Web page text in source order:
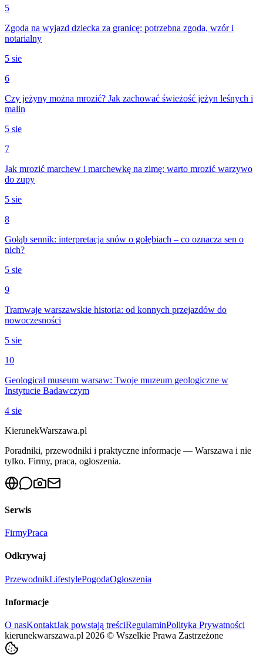
5
Zgoda na wyjazd dziecka za granicę: potrzebna zgoda, wzór i
notarialny
5 sie
6
Czy jeżyny można mrozić? Jak zachować świeżość jeżyn leśnych i
malin
5 sie
7
Jak mrozić marchew i marchewkę na zimę: warto mrozić warzywo
do zupy
5 sie
8
Gołąb sennik: interpretacja snów o gołębiach – co oznacza sen o
nich?
5 sie
9
Tramwaje warszawskie historia: od konnych przejazdów do
nowoczesności
5 sie
10
Geological museum warsaw: Twoje muzeum geologiczne w
Instytucie Badawczym
4 sie
KierunekWarszawa.pl
Poradniki, przewodniki i praktyczne informacje — Warszawa i nie
tylko. Firmy, praca, ogłoszenia.
Serwis
FirmyPraca
Odkrywaj
PrzewodnikLifestylePogodaOgłoszenia
Informacje
O nasKontaktJak powstają treściRegulaminPolityka Prywatności
kierunekwarszawa.pl 2026 © Wszelkie Prawa Zastrzeżone